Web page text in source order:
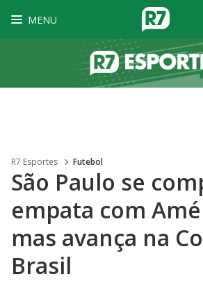
MENU
R7 Esportes Futebol
São Paulo se
empata com
mas avança na
Brasil